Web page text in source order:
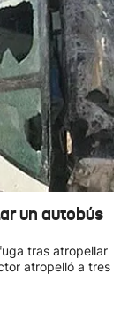
un autobús
tras atropellar
atropelló a tres